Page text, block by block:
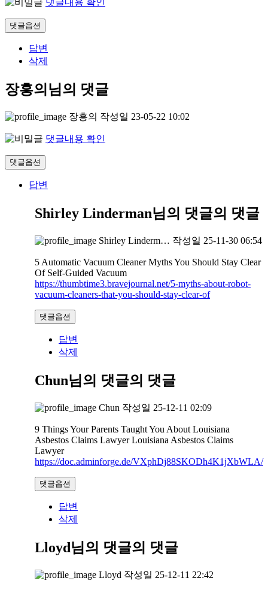
댓글내용 확인
댓글옵션
답변
삭제
장흥의님의 댓글
장흥의 작성일 23-05-22 10:02
댓글내용 확인
댓글옵션
답변
Shirley Linderman님의 댓글의 댓글
Shirley Linderm… 작성일 25-11-30 06:54
5 Automatic Vacuum Cleaner Myths You Should Stay Clear
Of Self-Guided Vacuum
https://thumbtime3.bravejournal.net/5-myths-about-robot-
vacuum-cleaners-that-you-should-stay-clear-of
댓글옵션
답변
삭제
Chun님의 댓글의 댓글
Chun 작성일 25-12-11 02:09
9 Things Your Parents Taught You About Louisiana
Asbestos Claims Lawyer Louisiana Asbestos Claims
Lawyer
https://doc.adminforge.de/VXphDj88SKODh4K1jXbWLA/
댓글옵션
답변
삭제
Lloyd님의 댓글의 댓글
Lloyd 작성일 25-12-11 22:42